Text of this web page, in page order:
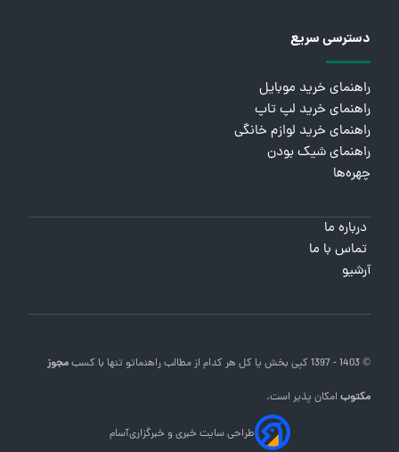
دسترسی سریع
راهنمای خرید موبایل
راهنمای خرید لپ تاپ
راهنمای خرید لوازم خانگی
راهنمای شیک بودن
چهره‌ها
درباره ما
تماس با ما
آرشیو
© 1403 - 1397 کپی بخش یا کل هر کدام از مطالب راهنماتو تنها با کسبمجوز
مکتوبامکان پذیر است.
طراحی سایت خبری و خبرگزاریآسام